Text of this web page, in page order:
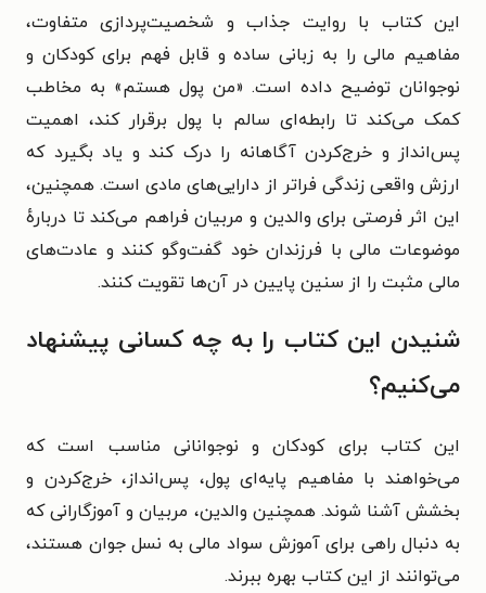
این کتاب با روایت جذاب و شخصیت‌پردازی متفاوت،
مفاهیم مالی را به زبانی ساده و قابل فهم برای کودکان و
نوجوانان توضیح داده است. «من پول هستم» به مخاطب
کمک می‌کند تا رابطه‌ای سالم با پول برقرار کند، اهمیت
پس‌انداز و خرج‌کردن آگاهانه را درک کند و یاد بگیرد که
ارزش واقعی زندگی فراتر از دارایی‌های مادی است. همچنین،
این اثر فرصتی برای والدین و مربیان فراهم می‌کند تا دربارهٔ
موضوعات مالی با فرزندان خود گفت‌وگو کنند و عادت‌های
مالی مثبت را از سنین پایین در آن‌ها تقویت کنند.
شنیدن این کتاب را به چه کسانی پیشنهاد
می‌کنیم؟
این کتاب برای کودکان و نوجوانانی مناسب است که
می‌خواهند با مفاهیم پایه‌ای پول، پس‌انداز، خرج‌کردن و
بخشش آشنا شوند. همچنین والدین، مربیان و آموزگارانی که
به دنبال راهی برای آموزش سواد مالی به نسل جوان هستند،
می‌توانند از این کتاب بهره ببرند.